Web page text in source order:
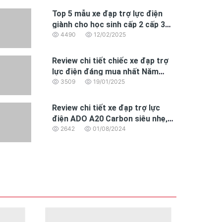
Top 5 mẫu xe đạp trợ lực điện
giành cho học sinh cấp 2 cấp 3
đáng mua nhất 2025
4490 12/02/2025
Review chi tiết chiếc xe đạp trợ
lực điện đáng mua nhất Năm
2025 dành cho dân văn phòng
3509 19/01/2025
Review chi tiết xe đạp trợ lực
điện ADO A20 Carbon siêu nhẹ,
động cơ BAFANG hoàn toàn mới
2642 01/08/2024